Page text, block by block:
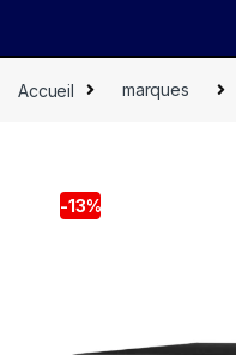
Accueil marques
-13%